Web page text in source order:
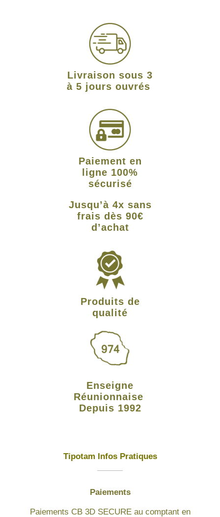
Livraison sous 3
à 5 jours ouvrés
Paiement en
ligne 100%
sécurisé
Jusqu’à 4x sans
frais dès 90€
d’achat
Produits de
qualité
Enseigne
Réunionnaise
Depuis 1992
Tipotam Infos Pratiques
Paiements
Paiements CB 3D SECURE au comptant en